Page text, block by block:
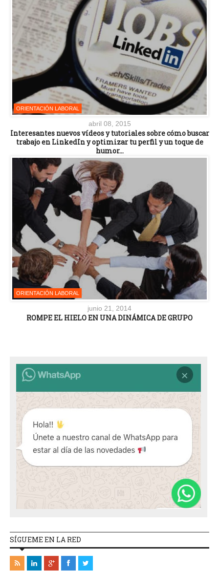
ORIENTACIÓN LABORAL
abril 08, 2015
Interesantes nuevos vídeos y tutoriales sobre cómo buscar
trabajo en LinkedIn y optimizar tu perfil y un toque de
humor…
ORIENTACIÓN LABORAL
junio 21, 2014
ROMPE EL HIELO EN UNA DINÁMICA DE GRUPO
SÍGUEME EN LA RED